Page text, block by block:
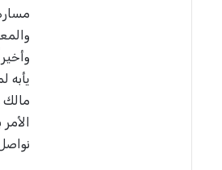
يأبه
مالك